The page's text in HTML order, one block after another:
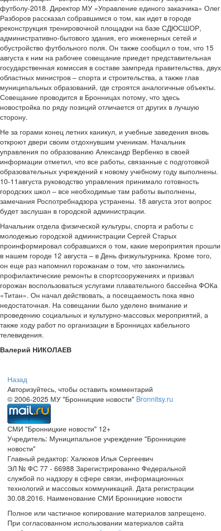
футболу-2018. Директор МУ «Управление единого заказчика» Олег
Разборов рассказал собравшимся о том, как идет в городе
реконструкция тренировочной площадки на базе СДЮСШОР,
административно-бытового здания, его инженерных сетей и
обустройство футбольного поля. Он также сообщил о том, что 15
августа к ним на рабочее совещание приедет представительная
государственная комиссия в составе зампреда правительства, двух
областных министров – спорта и строительства, а также глав
муниципальных образований, где строятся аналогичные объекты.
Совещание проводится в Бронницах потому, что здесь
новостройка по ряду позиций отличается от других в лучшую
сторону.
Не за горами конец летних каникул, и учебные заведения вновь
откроют двери своим отдохнувшим ученикам. Начальник
управления по образованию Александр Вербенко в своей
информации отметил, что все работы, связанные с подготовкой
образовательных учреждений к новому учебному году выполнены.
10-11августа руководство управления принимало готовность
городских школ – все необходимые там работы выполнены,
замечания Роспотребнадзора устранены. 18 августа этот вопрос
будет заслушан в городской администрации.
Начальник отдела физической культуры, спорта и работы с
молодежью городской администрации Сергей Старых
проинформировал собравшихся о том, какие мероприятия прошли
в нашем городе 12 августа – в День физкультурника. Кроме того,
он еще раз напомнил горожанам о том, что закончились
профилактические ремонты в спортсооружениях и призвал
горожан воспользоваться услугами плавательного бассейна ФОКа
«Титан». Он начал действовать, а посещаемость пока явно
недостаточная. На совещании было уделено внимание и
проведению социальных и культурно-массовых мероприятий, а
также ходу работ по организации в Бронницах кабельного
телевидения.
Валерий НИКОЛАЕВ
Назад
Авторизуйтесь, чтобы оставить комментарий
© 2006-2025 МУ "Бронницкие новости" Bronnitsy.ru
СМИ "Бронницкие новости" 12+
Учредитель: Муниципальное учреждение "Бронницкие
новости"
Главный редактор: Халюков Илья Сергеевич
ЭЛ № ФС 77 - 66988 Зарегистрированно Федеральной
службой по надзору в сфере связи, информационных
технологий и массовых коммуникаций. Дата регистрации
30.08.2016. Наименование СМИ Бронницкие новости
Полное или частичное копирование материалов запрещено.
При согласованном использовании материалов сайта